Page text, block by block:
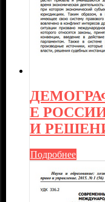
Е
И
Подробнее